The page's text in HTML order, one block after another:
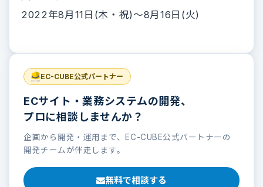
2022年8月11日(木・祝)～8月16日(火)
EC-CUBE公式パートナー
ECサイト・業務システムの開発、
プロに相談しませんか？
企画から開発・運用まで、EC-CUBE公式パートナーの
開発チームが伴走します。
無料で相談する